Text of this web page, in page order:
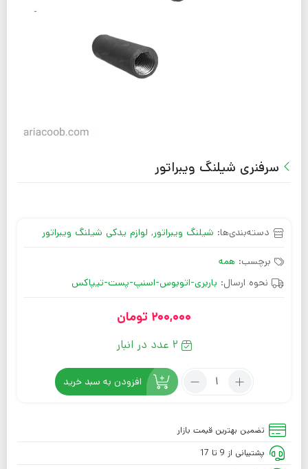
سرفنری شیلنگ ویبراتور
دسته‌بندی‌ها: شیلنگ ویبراتور, لوازم یدکی شیلنگ ویبراتور
برچسب: همه
نحوه ارسال: باربری-اتوبوس-اسنپ-پست-تیپاکس
200,000 تومان
2 عدد در انبار
افزودن به سبد خرید
تضمین بهترین قیمت بازار
پشتیبانی از 9 تا 17